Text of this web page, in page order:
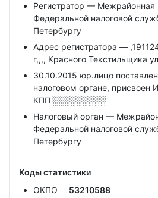
Регистратор — Межрайонная
Федеральной налоговой
Петербургу
Адрес регистратора —
г,,,, Красного Текстильщика
30.10.2015 юр.лицо
налоговом органе, присвоен
КПП ░░░░░░░░░
Налоговый орган —
Федеральной налоговой
Петербургу
Коды статистики
ОКПО
53210588